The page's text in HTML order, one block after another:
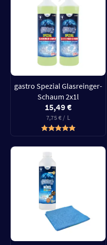
gastro Spezial Glasreinger-
Schaum 2x1l
15,49 €
7,75 € / L